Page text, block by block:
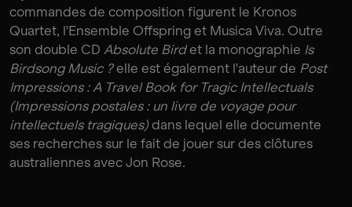
commandes de composition figurent le Kronos
Quartet, l'Ensemble Offspring et Musica Viva. Outre
son double CD Absolute Birdet la monographie Is
Birdsong Music ?elle est également l'auteur de Post
Impressions : A Travel Book for Tragic Intellectuals
(Impressions postales : un livre de voyage pour
intellectuels tragiques) dans lequel elle documente
ses recherches sur le fait de jouer sur des clôtures
australiennes avec Jon Rose.